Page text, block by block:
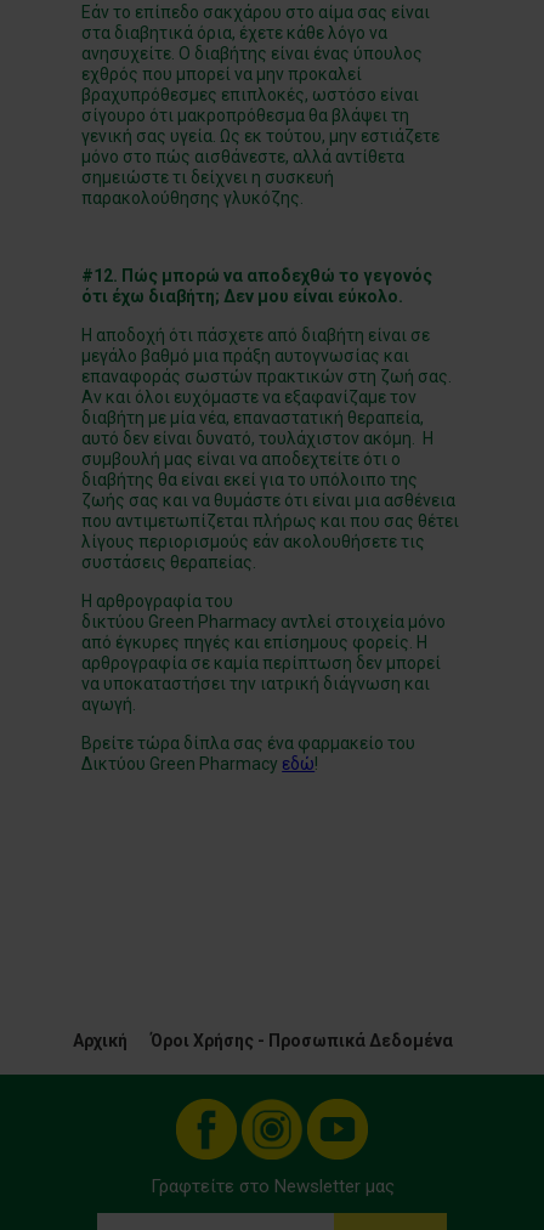
Εάν το επίπεδο σακχάρου στο αίμα σας είναι
στα διαβητικά όρια, έχετε κάθε λόγο να
ανησυχείτε. Ο διαβήτης είναι ένας ύπουλος
εχθρός που μπορεί να μην προκαλεί
βραχυπρόθεσμες επιπλοκές, ωστόσο είναι
σίγουρο ότι μακροπρόθεσμα θα βλάψει τη
γενική σας υγεία. Ως εκ τούτου, μην εστιάζετε
μόνο στο πώς αισθάνεστε, αλλά αντίθετα
σημειώστε τι δείχνει η συσκευή
παρακολούθησης γλυκόζης.
#12. Πώς μπορώ να αποδεχθώ το γεγονός
ότι έχω διαβήτη; Δεν μου είναι εύκολο.
Η αποδοχή ότι πάσχετε από διαβήτη είναι σε
μεγάλο βαθμό μια πράξη αυτογνωσίας και
επαναφοράς σωστών πρακτικών στη ζωή σας.
Αν και όλοι ευχόμαστε να εξαφανίζαμε τον
διαβήτη με μία νέα, επαναστατική θεραπεία,
αυτό δεν είναι δυνατό, τουλάχιστον ακόμη. Η
συμβουλή μας είναι να αποδεχτείτε ότι ο
διαβήτης θα είναι εκεί για το υπόλοιπο της
ζωής σας και να θυμάστε ότι είναι μια ασθένεια
που αντιμετωπίζεται πλήρως και που σας θέτει
λίγους περιορισμούς εάν ακολουθήσετε τις
συστάσεις θεραπείας.
Η αρθρογραφία του
δικτύου Green Pharmacy αντλεί στοιχεία μόνο
από έγκυρες πηγές και επίσημους φορείς. Η
αρθρογραφία σε καμία περίπτωση δεν μπορεί
να υποκαταστήσει την ιατρική διάγνωση και
αγωγή.
Βρείτε τώρα δίπλα σας ένα φαρμακείο του
Δικτύου Green Pharmacy εδώ!
Αρχική Όροι Χρήσης - Προσωπικά Δεδομένα
Γραφτείτε στο Newsletter μας